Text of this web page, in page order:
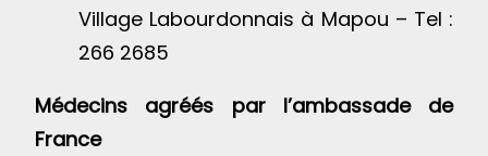
Village Labourdonnais à Mapou – Tel :
266 2685
Médecins agréés par l’ambassade de
France